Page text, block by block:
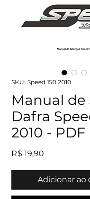
SKU: Speed 150 2010
Manual de
Dafra
2010 - PDF
R$ 19,90
Adicionar ao